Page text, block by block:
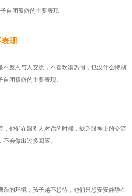
表现
愿意与人交流，不喜欢凑热闹，也没什么特别
闭孤僻的主要表现。
他们在跟别人对话的时候，缺乏眼神上的交流
会做出过多回应。
的环境，孩子越不想待，他们只想安安静静在